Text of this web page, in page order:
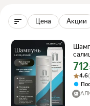
Цена Акции
Цена
712
4.6